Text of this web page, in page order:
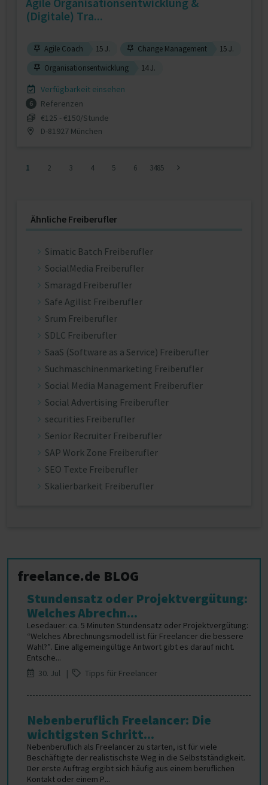
(Digitale) Tra...
Agile Coach 15 J. Change Management
15 J.
Organisationsentwicklung
14 J.
Verfügbarkeit einsehen
6
Referenzen
€125 - €150/Stunde
D-81927 München
1 2 3 4 5 6 3485
Ähnliche Freiberufler
Simatic Batch Freiberufler
SocialMedia Freiberufler
Smaragd Freiberufler
Safe Agilist Freiberufler
Srum Freiberufler
SDLC Freiberufler
SaaS (Software as a Service) Freiberufler
Suchmaschinenmarketing Freiberufler
Social Media Management Freiberufler
Social Advertising Freiberufler
securities Freiberufler
Senior Recruiter Freiberufler
SAP Work Zone Freiberufler
SEO Texte Freiberufler
Skalierbarkeit Freiberufler
freelance.de BLOG
Stundensatz oder Projektvergütung:
Welches Abrechn...
Lesedauer: ca. 5 Minuten Stundensatz oder Projektvergütung:
“Welches Abrechnungsmodell ist für Freelancer die bessere
Wahl?”. Eine allgemeingültige Antwort gibt es darauf nicht.
Entsche...
30. Jul |
Tipps für Freelancer
Nebenberuflich Freelancer: Die
wichtigsten Schritt...
Nebenberuflich als Freelancer zu starten, ist für viele
Beschäftigte der realistischste Weg in die Selbstständigkeit.
Der erste Auftrag ergibt sich häufig aus einem beruflichen
Kontakt oder einem P...